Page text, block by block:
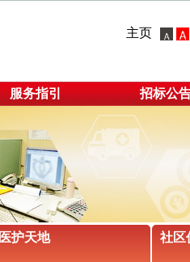
主页
服务指引 招标公
医护天地 社区